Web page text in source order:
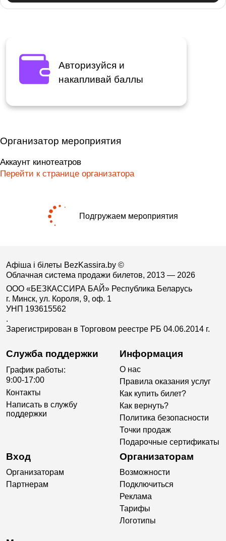
Авторизуйся и
накапливай баллы
Организатор мероприятия
Аккаунт кинотеатров
Перейти к странице организатора
Подгружаем мероприятия
Афіша і білеты BezKassira.by ©
Облачная система продажи билетов, 2013 — 2026
ООО «БЕЗКАССИРА БАЙ» Республика Беларусь
г. Минск, ул. Короля, 9, оф. 1
УНП 193615562
.
Зарегистрирован в Торговом реестре РБ 04.06.2014 г.
Служба поддержки
График работы:
9:00-17:00
Контакты
Написать в службу
поддержки
Информация
О нас
Правила оказания услуг
Как купить билет?
Как вернуть?
Политика безопасности
Точки продаж
Подарочные сертификаты
Вход
Организаторам
Партнерам
Организаторам
Возможности
Подключиться
Реклама
Тарифы
Логотипы